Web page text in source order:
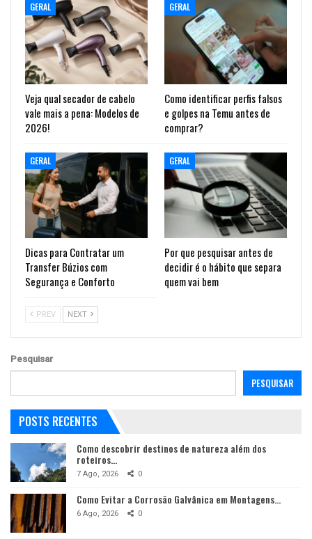
GERAL
Veja qual secador de cabelo
vale mais a pena: Modelos de
2026!
GERAL
Como identificar perfis falsos
e golpes na Temu antes de
comprar?
GERAL
Dicas para Contratar um
Transfer Búzios com
Segurança e Conforto
GERAL
Por que pesquisar antes de
decidir é o hábito que separa
quem vai bem
PREV NEXT
Pesquisar
PESQUISAR
POSTS RECENTES
Como descobrir destinos de natureza além dos
roteiros…
7 Ago, 2026 0
Como Evitar a Corrosão Galvânica em Montagens…
6 Ago, 2026 0